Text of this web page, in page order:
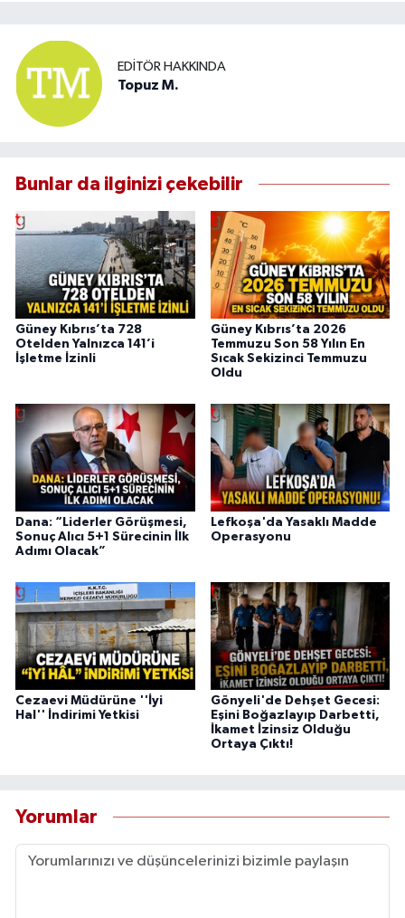
EDITÖR HAKKINDA
Topuz M.
Bunlar da ilginizi çekebilir
Güney Kıbrıs’ta 728
Otelden Yalnızca 141’i
İşletme İzinli
Güney Kıbrıs’ta 2026
Temmuzu Son 58 Yılın En
Sıcak Sekizinci Temmuzu
Oldu
Dana: “Liderler Görüşmesi,
Sonuç Alıcı 5+1 Sürecinin İlk
Adımı Olacak”
Lefkoşa'da Yasaklı Madde
Operasyonu
Cezaevi Müdürüne ''İyi
Hal'' İndirimi Yetkisi
Gönyeli'de Dehşet Gecesi:
Eşini Boğazlayıp Darbetti,
İkamet İzinsiz Olduğu
Ortaya Çıktı!
Yorumlar